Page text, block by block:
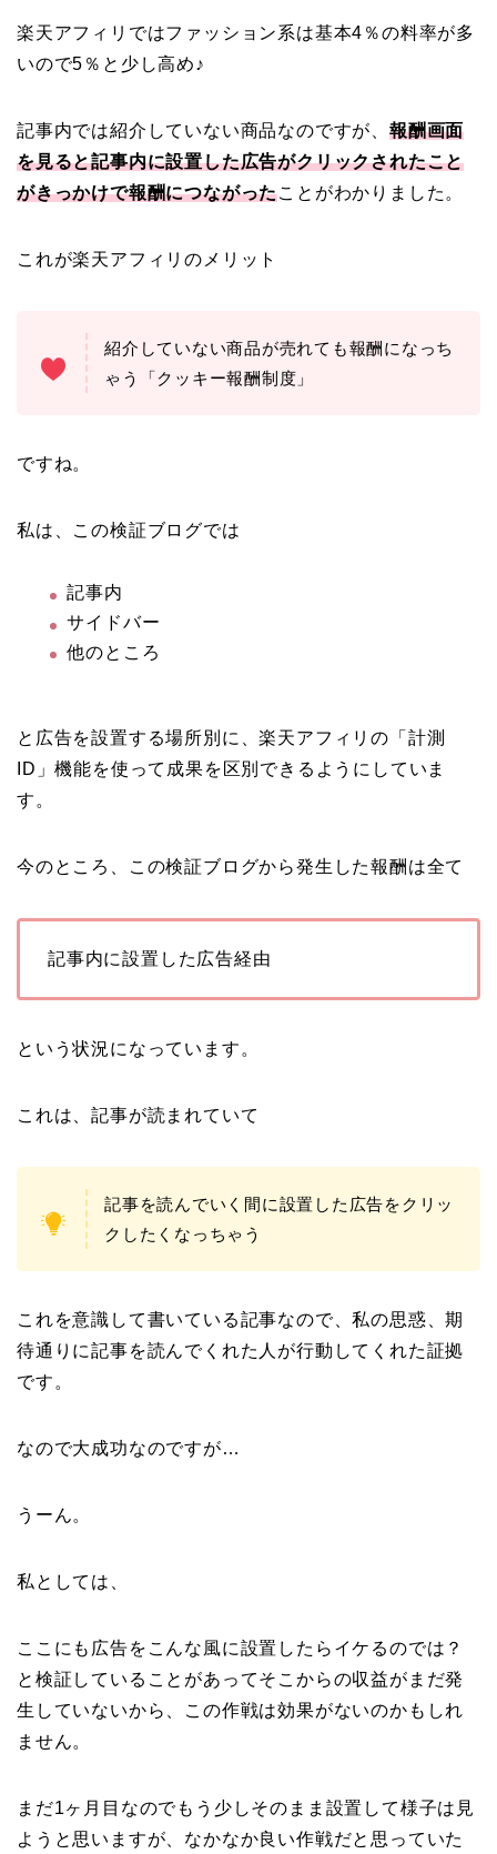
楽天アフィリではファッション系は基本4％の料率が多
いので5％と少し高め♪
記事内では紹介していない商品なのですが、 報酬画面
を見ると記事内に設置した広告がクリックされたこと
がきっかけで報酬につながったことがわかりました。
これが楽天アフィリのメリット
紹介していない商品が売れても報酬になっち
ゃう「クッキー報酬制度」
ですね。
私は、この検証ブログでは
記事内
サイドバー
他のところ
と広告を設置する場所別に、楽天アフィリの「計測
ID」機能を使って成果を区別できるようにしていま
す。
今のところ、この検証ブログから発生した報酬は全て
記事内に設置した広告経由
という状況になっています。
これは、記事が読まれていて
記事を読んでいく間に設置した広告をクリッ
クしたくなっちゃう
これを意識して書いている記事なので、私の思惑、期
待通りに記事を読んでくれた人が行動してくれた証拠
です。
なので大成功なのですが…
うーん。
私としては、
ここにも広告をこんな風に設置したらイケるのでは？
と検証していることがあってそこからの収益がまだ発
生していないから、この作戦は効果がないのかもしれ
ません。
まだ1ヶ月目なのでもう少しそのまま設置して様子は見
ようと思いますが、なかなか良い作戦だと思っていた